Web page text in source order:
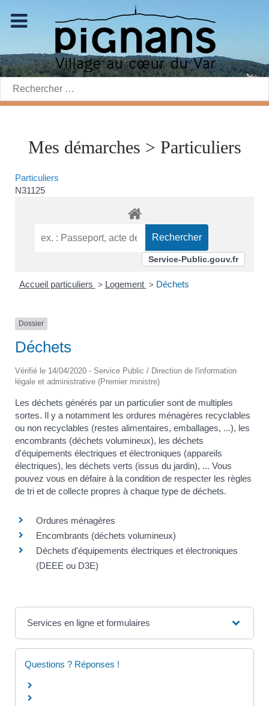
Rechercher:
Mes démarches > Particuliers
Particuliers
N31125
Service-Public.gouv.fr
Accueil particuliers > Logement > Déchets
Dossier
Déchets
Vérifié le 14/04/2020 - Service Public / Direction de l'information
légale et administrative (Premier ministre)
Les déchets générés par un particulier sont de multiples
sortes. Il y a notamment les ordures ménagères recyclables
ou non recyclables (restes alimentaires, emballages, ...), les
encombrants (déchets volumineux), les déchets
d'équipements électriques et électroniques (appareils
électriques), les déchets verts (issus du jardin), ... Vous
pouvez vous en défaire à la condition de respecter les règles
de tri et de collecte propres à chaque type de déchets.
Ordures ménagères
Encombrants (déchets volumineux)
Déchets d'équipements électriques et électroniques
(DEEE ou D3E)
Services en ligne et formulaires
Questions ? Réponses !